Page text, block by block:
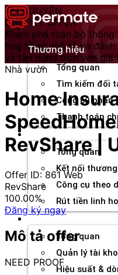
Chuyển
đến
nội
dungThương hiệu
Tổng quan
Tìm kiếm đối
Công cụ phân
Thanh toán
Tổng quan
Kết nối
Công cụ theo
Rút tiền linh
Agency
Tổng quan
Quản lý tài
Hiệu suất &
TÀI NGUYÊN
CHI TIẾT OFFER
Khám phá toàn bộ
hoa hồng, mô tả và
và tận dụng trọn vẹn giá
Nhà vườn
Home
RevShare |
Offer ID: 861 Web
RevShare
100.00%
Đăng ký ngay
Mô tả offer
NEED PROOF